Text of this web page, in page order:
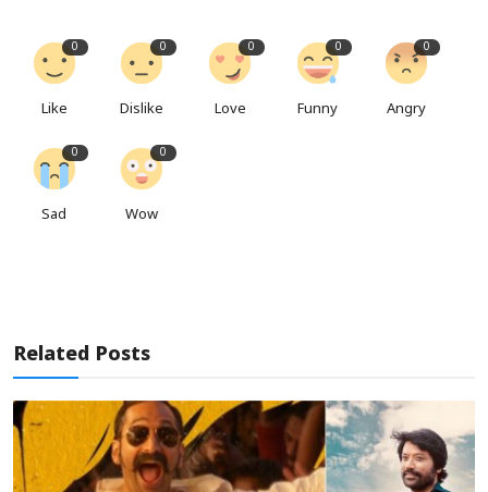
0
Like
0
Dislike
0
Love
0
Funny
0
Angry
0
Sad
0
Wow
Related Posts